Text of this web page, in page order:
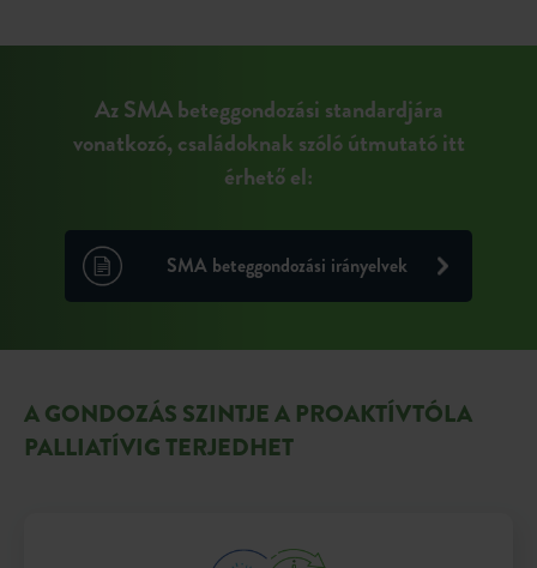
Az SMA beteggondozási standardjára
vonatkozó, családoknak szóló útmutató itt
érhető el:
SMA beteggondozási irányelvek
A GONDOZÁS SZINTJE A PROAKTÍVTÓLA
PALLIATÍVIG TERJEDHET